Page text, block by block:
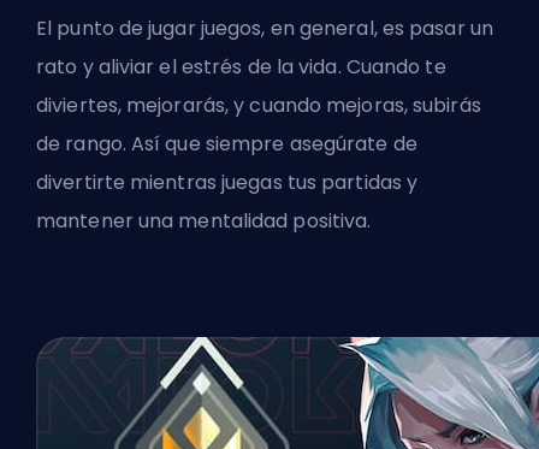
El punto de jugar juegos, en general, es pasar un
rato y aliviar el estrés de la vida. Cuando te
diviertes, mejorarás, y cuando mejoras, subirás
de rango. Así que siempre asegúrate de
divertirte mientras juegas tus partidas y
mantener una mentalidad positiva.